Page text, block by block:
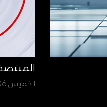
الخميس 06 غشت 2026